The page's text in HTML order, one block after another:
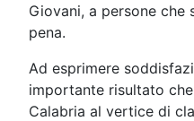
Giovani, a persone che
pena.
Ad esprimere
importante risultato
Calabria al vertice di